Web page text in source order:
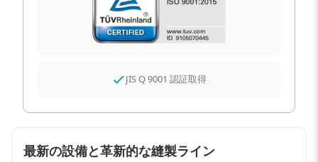
JIS Q 9001 認証取得
最新の設備と革新的な縫製ライン